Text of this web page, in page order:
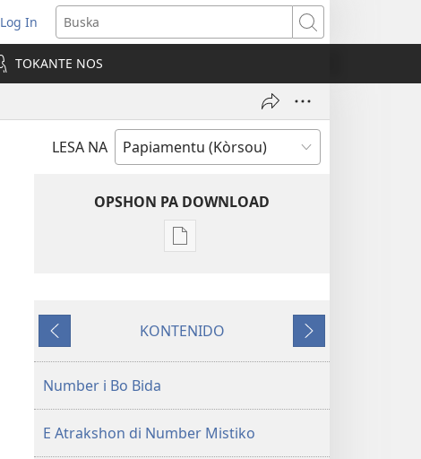
Log In
(opens
new
window)
Buska
TOKANTE NOS
LESA NA
OPSHON PA DOWNLOAD
Opshon
SPIÈRTA!
Anterior
KONTENIDO
Siguiente
Number i Bo Bida
E Atrakshon di Number Mistiko